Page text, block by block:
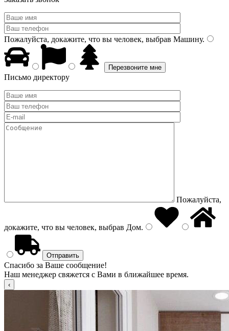
Пожалуйста, докажите, что вы человек, выбрав Машину.
Письмо директору
Пожалуйста,
докажите, что вы человек, выбрав Дом.
Спасибо за Ваше сообщение!
Наш менеджер свяжется с Вами в ближайшее время.